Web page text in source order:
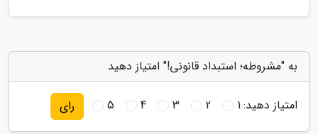
به "مشروطه؛ استبداد قانونی!" امتیاز دهید
امتیاز دهید:1
2
3
4
5 رای